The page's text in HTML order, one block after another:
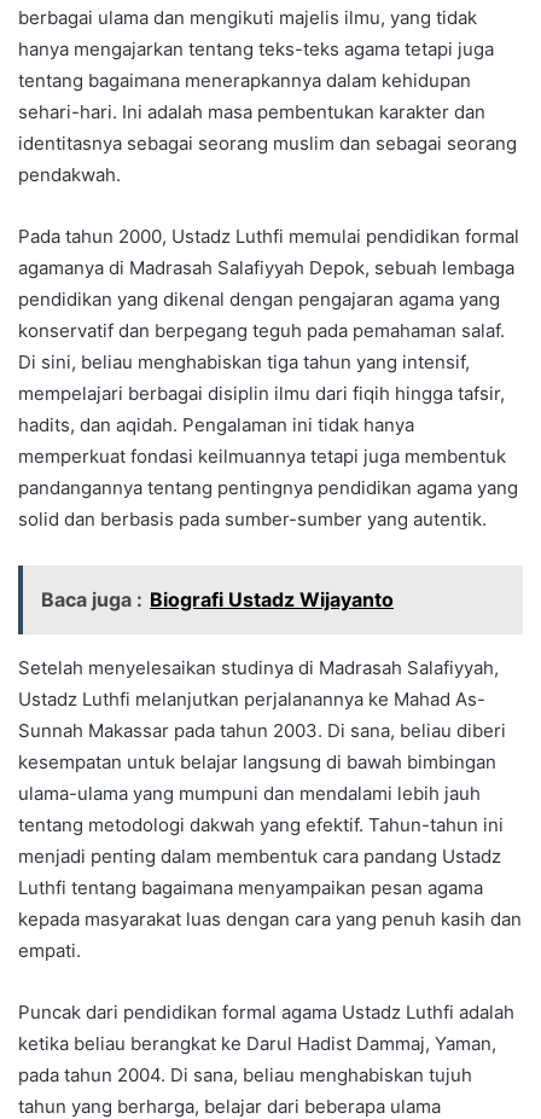
berbagai ulama dan mengikuti majelis ilmu, yang tidak
hanya mengajarkan tentang teks-teks agama tetapi juga
tentang bagaimana menerapkannya dalam kehidupan
sehari-hari. Ini adalah masa pembentukan karakter dan
identitasnya sebagai seorang muslim dan sebagai seorang
pendakwah.
Pada tahun 2000, Ustadz Luthfi memulai pendidikan formal
agamanya di Madrasah Salafiyyah Depok, sebuah lembaga
pendidikan yang dikenal dengan pengajaran agama yang
konservatif dan berpegang teguh pada pemahaman salaf.
Di sini, beliau menghabiskan tiga tahun yang intensif,
mempelajari berbagai disiplin ilmu dari fiqih hingga tafsir,
hadits, dan aqidah. Pengalaman ini tidak hanya
memperkuat fondasi keilmuannya tetapi juga membentuk
pandangannya tentang pentingnya pendidikan agama yang
solid dan berbasis pada sumber-sumber yang autentik.
Baca juga : Biografi Ustadz Wijayanto
Setelah menyelesaikan studinya di Madrasah Salafiyyah,
Ustadz Luthfi melanjutkan perjalanannya ke Mahad As-
Sunnah Makassar pada tahun 2003. Di sana, beliau diberi
kesempatan untuk belajar langsung di bawah bimbingan
ulama-ulama yang mumpuni dan mendalami lebih jauh
tentang metodologi dakwah yang efektif. Tahun-tahun ini
menjadi penting dalam membentuk cara pandang Ustadz
Luthfi tentang bagaimana menyampaikan pesan agama
kepada masyarakat luas dengan cara yang penuh kasih dan
empati.
Puncak dari pendidikan formal agama Ustadz Luthfi adalah
ketika beliau berangkat ke Darul Hadist Dammaj, Yaman,
pada tahun 2004. Di sana, beliau menghabiskan tujuh
tahun yang berharga, belajar dari beberapa ulama